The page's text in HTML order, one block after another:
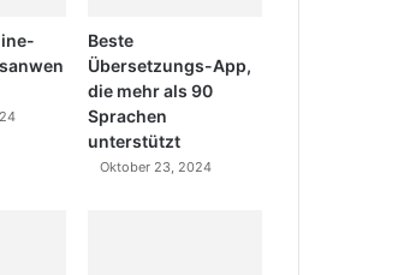
Beste
Übersetzungs-App,
die mehr als 90
Sprachen
unterstützt
Oktober 23, 2024